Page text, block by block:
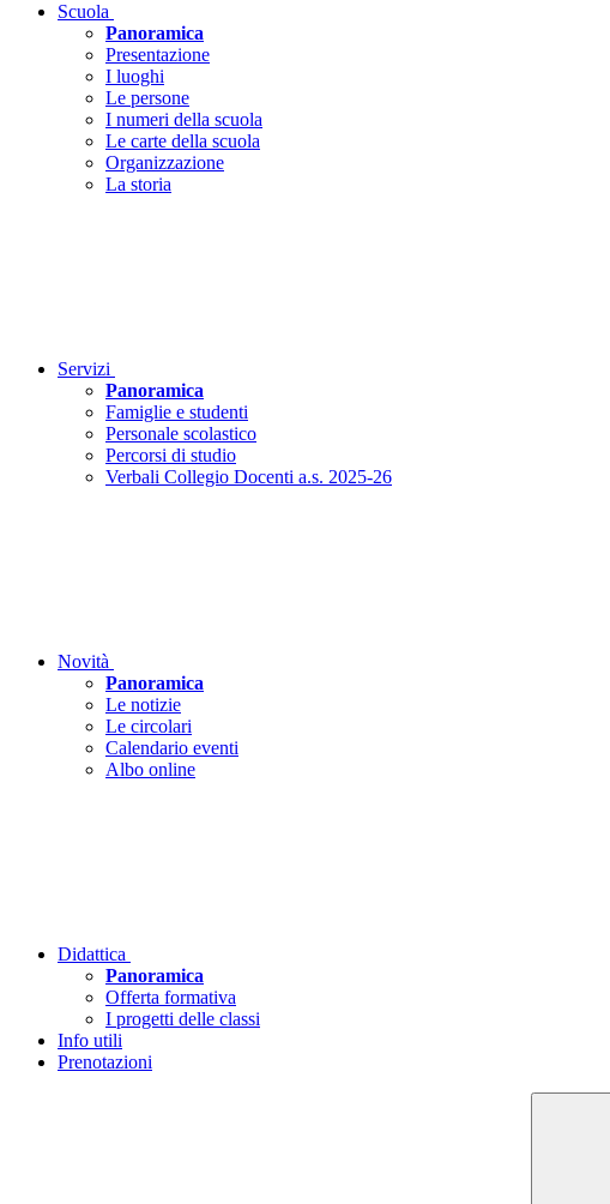
Scuola
Panoramica
Presentazione
I luoghi
Le persone
I numeri della scuola
Le carte della scuola
Organizzazione
La storia
Servizi
Panoramica
Famiglie e studenti
Personale scolastico
Percorsi di studio
Verbali Collegio Docenti a.s. 2025-26
Novità
Panoramica
Le notizie
Le circolari
Calendario eventi
Albo online
Didattica
Panoramica
Offerta formativa
I progetti delle classi
Info utili
Prenotazioni